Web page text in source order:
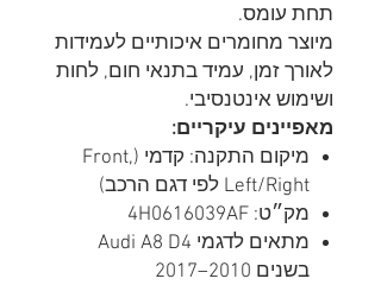
תחת עומס.
מיוצר מחומרים איכותיים לעמידות
לאורך זמן, עמיד בתנאי חום, לחות
ושימוש אינטנסיבי.
מאפיינים עיקריים:
מיקום התקנה: קדמי (Front,
Left/Right לפי דגם הרכב)
מק״ט: 4H0616039AF
מתאים לדגמי Audi A8 D4
בשנים 2010–2017